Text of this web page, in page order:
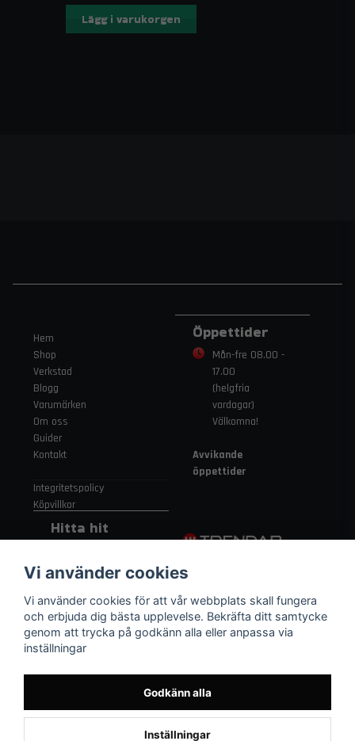
Lägg i varukorgen
Hem
Shop
Verkstad
Blogg
Varumärken
Om oss
Guider
Kontakt
Integritetspolicy
Köpvillkor
Öppettider
Mån-fre 08.00 -
17.00
(helgfria
vardagar)
Välkomna!
Avvikande
öppettider
Hitta hit
Strängnäsvägen
315 155 91
Nykvarn Sverige
08 552 450 06
@trendab.com
Vi använder cookies
Vi använder cookies för att vår webbplats skall fungera
och erbjuda dig bästa upplevelse. Bekräfta ditt samtycke
genom att trycka på godkänn alla eller anpassa via
inställningar
Godkänn alla
Inställningar